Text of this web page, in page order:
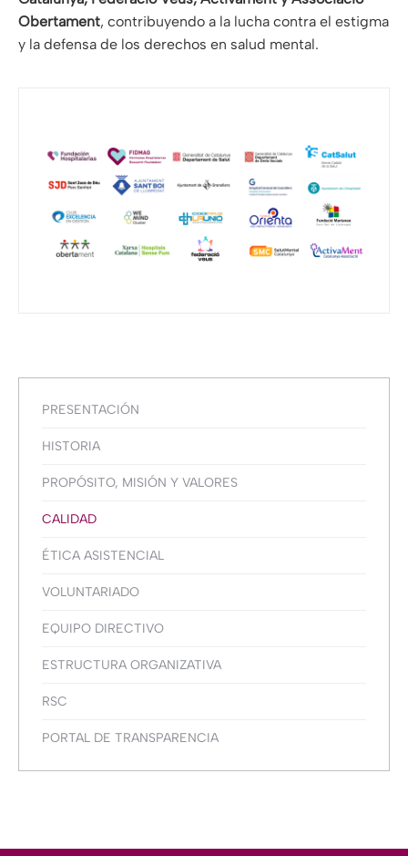
Obertament, contribuyendo a la lucha contra el estigma
y la defensa de los derechos en salud mental.
PRESENTACIÓN
HISTORIA
PROPÓSITO, MISIÓN Y VALORES
CALIDAD
ÉTICA ASISTENCIAL
VOLUNTARIADO
EQUIPO DIRECTIVO
ESTRUCTURA ORGANIZATIVA
RSC
PORTAL DE TRANSPARENCIA